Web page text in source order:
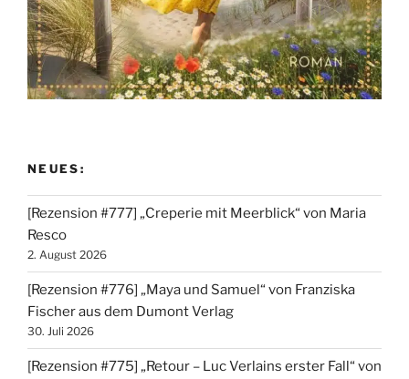
NEUES:
[Rezension #777] „Creperie mit Meerblick“ von Maria
Resco
2. August 2026
[Rezension #776] „Maya und Samuel“ von Franziska
Fischer aus dem Dumont Verlag
30. Juli 2026
[Rezension #775] „Retour – Luc Verlains erster Fall“ von